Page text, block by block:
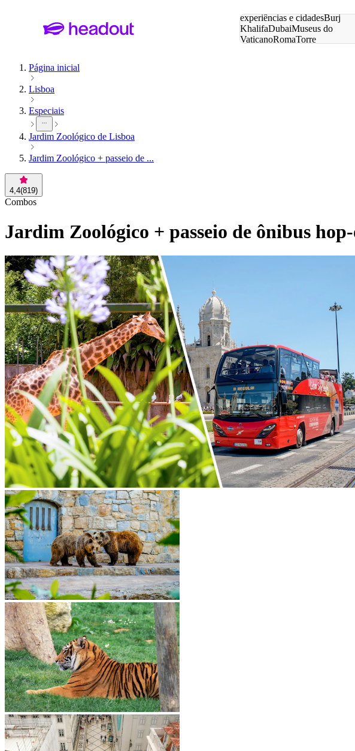
experiências e cidadesBurj
KhalifaDubaiMuseus do
VaticanoRomaTorre
Página inicial
Lisboa
Especiais
Jardim Zoológico de Lisboa
Jardim Zoológico + passeio de ...
4,4(819)
Combos
Jardim Zoológico + passeio de ônibus